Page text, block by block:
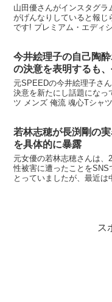
山田優さんがインスタグラ
がげんなりしていると報じ
です! プレミアム・エディ
今井絵理子の自己陶
の決意を表明するも
元SPEEDの今井絵理子さ
決意を新たにし話題にな
ツ メンズ 俺流 魂心Tシャ
若林志穂が長渕剛の
を具体的に暴露
元女優の若林志穂さんは、
性被害に遭ったことを
とっていましたが、最近は
ス